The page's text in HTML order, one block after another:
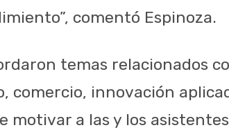
comentó Espinoza.
temas relacionados
comercio, innovación
motivar a las y los